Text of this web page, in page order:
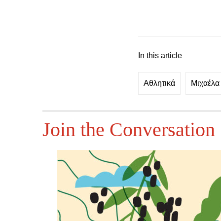
In this article
Αθλητικά
Join the Conversation